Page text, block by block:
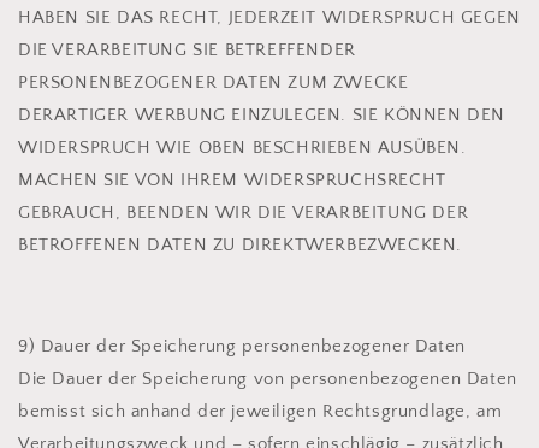
HABEN SIE DAS RECHT, JEDERZEIT WIDERSPRUCH GEGEN
DIE VERARBEITUNG SIE BETREFFENDER
PERSONENBEZOGENER DATEN ZUM ZWECKE
DERARTIGER WERBUNG EINZULEGEN. SIE KÖNNEN DEN
WIDERSPRUCH WIE OBEN BESCHRIEBEN AUSÜBEN.
MACHEN SIE VON IHREM WIDERSPRUCHSRECHT
GEBRAUCH, BEENDEN WIR DIE VERARBEITUNG DER
BETROFFENEN DATEN ZU DIREKTWERBEZWECKEN.
9) Dauer der Speicherung personenbezogener Daten
Die Dauer der Speicherung von personenbezogenen Daten
bemisst sich anhand der jeweiligen Rechtsgrundlage, am